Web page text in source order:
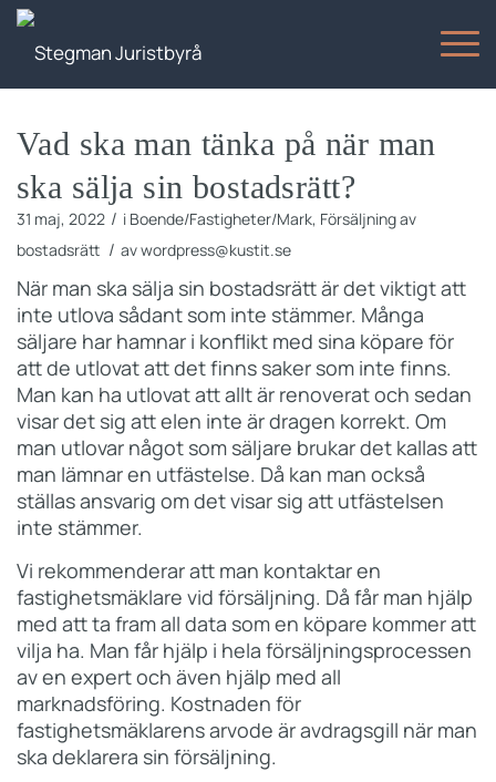
Vad ska man tänka på när man
ska sälja sin bostadsrätt?
31 maj, 2022 / i Boende/Fastigheter/Mark, Försäljning av
bostadsrätt / avwordpress@kustit.se
När man ska sälja sin bostadsrätt är det viktigt att
inte utlova sådant som inte stämmer. Många
säljare har hamnar i konflikt med sina köpare för
att de utlovat att det finns saker som inte finns.
Man kan ha utlovat att allt är renoverat och sedan
visar det sig att elen inte är dragen korrekt. Om
man utlovar något som säljare brukar det kallas att
man lämnar en utfästelse. Då kan man också
ställas ansvarig om det visar sig att utfästelsen
inte stämmer.
Vi rekommenderar att man kontaktar en
fastighetsmäklare vid försäljning. Då får man hjälp
med att ta fram all data som en köpare kommer att
vilja ha. Man får hjälp i hela försäljningsprocessen
av en expert och även hjälp med all
marknadsföring. Kostnaden för
fastighetsmäklarens arvode är avdragsgill när man
ska deklarera sin försäljning.